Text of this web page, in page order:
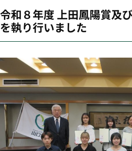
令和８年度 上田鳳陽賞及
を執り行いました